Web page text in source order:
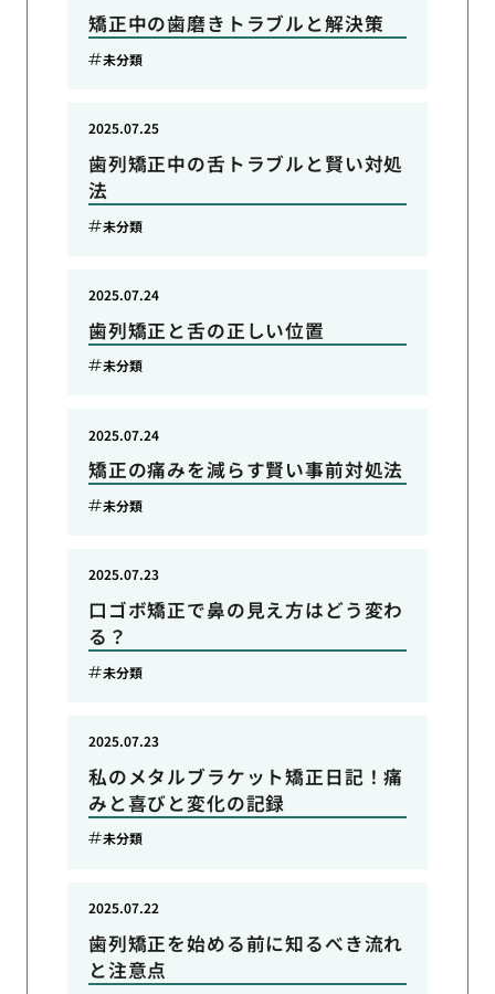
矯正中の歯磨きトラブルと解決策
未分類
歯列矯正中の舌トラブルと賢い対処
法
2025.07.25
未分類
歯列矯正と舌の正しい位置
2025.07.24
未分類
矯正の痛みを減らす賢い事前対処法
2025.07.24
未分類
口ゴボ矯正で鼻の見え方はどう変わ
る？
2025.07.23
未分類
私のメタルブラケット矯正日記！痛
みと喜びと変化の記録
2025.07.23
未分類
歯列矯正を始める前に知るべき流れ
と注意点
2025.07.22